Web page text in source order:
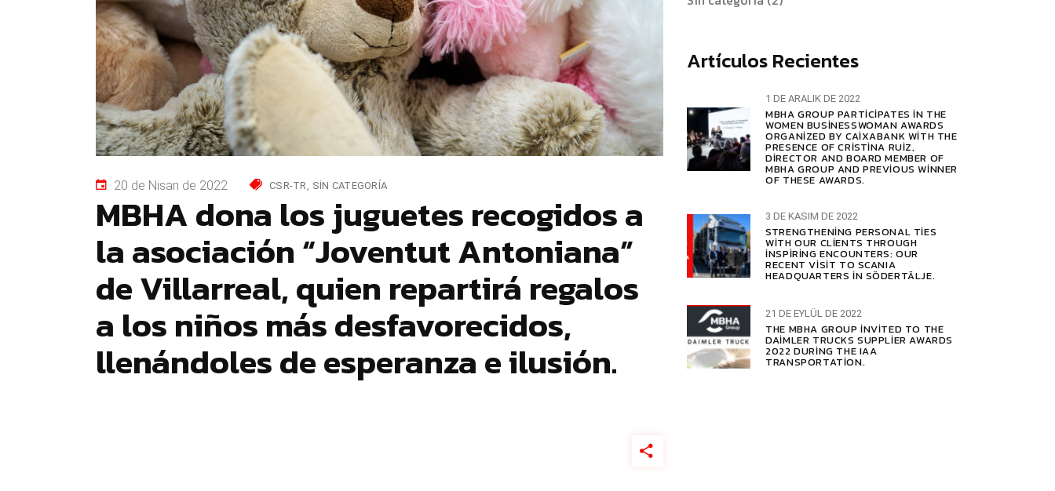
20 de Nisan de 2022 CSR-TR SIN CATEGORÍA
MBHA dona los juguetes recogidos a
la asociación “Joventut Antoniana”
de Villarreal, quien repartirá regalos
a los niños más desfavorecidos,
llenándoles de esperanza e ilusión.
Artículos Recientes
1 DE ARALIK DE 2022
MBHA GROUP PARTICIPATES IN THE
WOMEN BUSINESSWOMAN AWARDS
ORGANIZED BY CAIXABANK WITH THE
PRESENCE OF CRISTINA RUIZ,
DIRECTOR AND BOARD MEMBER OF
MBHA GROUP AND PREVIOUS WINNER
OF THESE AWARDS.
3 DE KASIM DE 2022
STRENGTHENING PERSONAL TIES
WITH OUR CLIENTS THROUGH
INSPIRING ENCOUNTERS: OUR
RECENT VISIT TO SCANIA
HEADQUARTERS IN SÖDERTÄLJE.
21 DE EYLÜL DE 2022
THE MBHA GROUP INVITED TO THE
DAIMLER TRUCKS SUPPLIER AWARDS
2022 DURING THE IAA
TRANSPORTATION.